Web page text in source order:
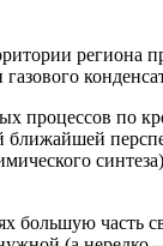
региона
процессов по
ближайшей
часть